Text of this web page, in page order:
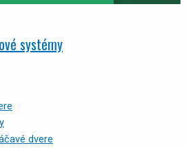
systémy
dvere